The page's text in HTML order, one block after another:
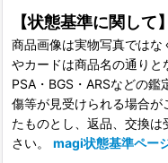
【状態基準に関して】
商品画像は実物写真ではな
やカードは商品名の通り
PSA・BGS・ARSなどの
傷等が見受けられる場合が
たものとし、返品、交換
さい。 magi状態基準ペー